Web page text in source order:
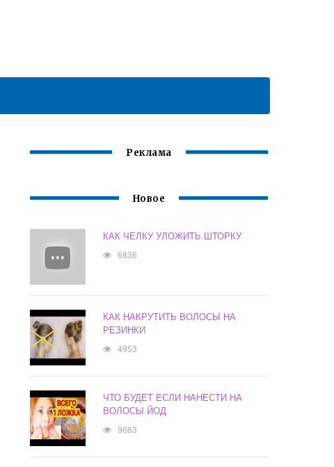
Реклама
Новое
КАК ЧЕЛКУ УЛОЖИТЬ ШТОРКУ
6836
КАК НАКРУТИТЬ ВОЛОСЫ НА
РЕЗИНКИ
4953
ЧТО БУДЕТ ЕСЛИ НАНЕСТИ НА
ВОЛОСЫ ЙОД
9663